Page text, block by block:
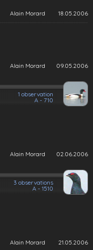
Alain Morard 18.05.2006
Alain Morard 09.05.2006
1 observation
A - 710
Alain Morard 02.06.2006
3 observations
A - 1510
Alain Morard 21.05.2006